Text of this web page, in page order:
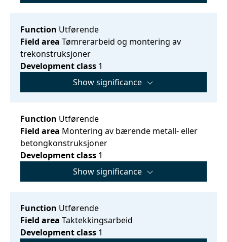
Function Utførende
Field area Tømrerarbeid og montering av
trekonstruksjoner
Development class 1
Show significance
Function Utførende
Field area Montering av bærende metall- eller
betongkonstruksjoner
Development class 1
Show significance
Function Utførende
Field area Taktekkingsarbeid
Development class 1